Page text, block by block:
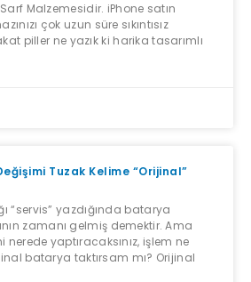
Malzemesidir. iPhone satın
çok uzun süre sıkıntısız
piller ne yazık ki harika tasarımlı
Tuzak Kelime “Orijinal”
“servis” yazdığında batarya
zamanı gelmiş demektir. Ama
yaptıracaksınız, işlem ne
batarya taktırsam mı? Orijinal